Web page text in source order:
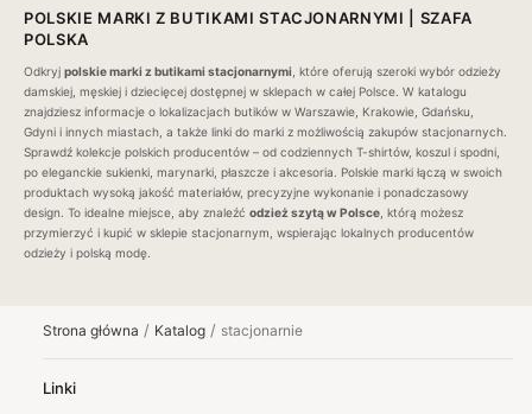
POLSKIE MARKI Z BUTIKAMI STACJONARNYMI | SZAFA
POLSKA
Odkryj polskie marki z butikami stacjonarnymi , które oferują szeroki wybór odzieży
damskiej, męskiej i dziecięcej dostępnej w sklepach w całej Polsce. W katalogu
znajdziesz informacje o lokalizacjach butików w Warszawie, Krakowie, Gdańsku,
Gdyni i innych miastach, a także linki do marki z możliwością zakupów stacjonarnych
Sprawdź kolekcje polskich producentów – od codziennych T-shirtów, koszul i spodni,
po eleganckie sukienki, marynarki, płaszcze i akcesoria. Polskie marki łączą w swoich
produktach wysoką jakość materiałów, precyzyjne wykonanie i ponadczasowy
design. To idealne miejsce, aby znaleźć odzież szytą w Polsce , którą możesz
przymierzyć i kupić w sklepie stacjonarnym, wspierając lokalnych producentów
odzieży i polską modę.
Strona główna / Katalog / stacjonarnie
Linki